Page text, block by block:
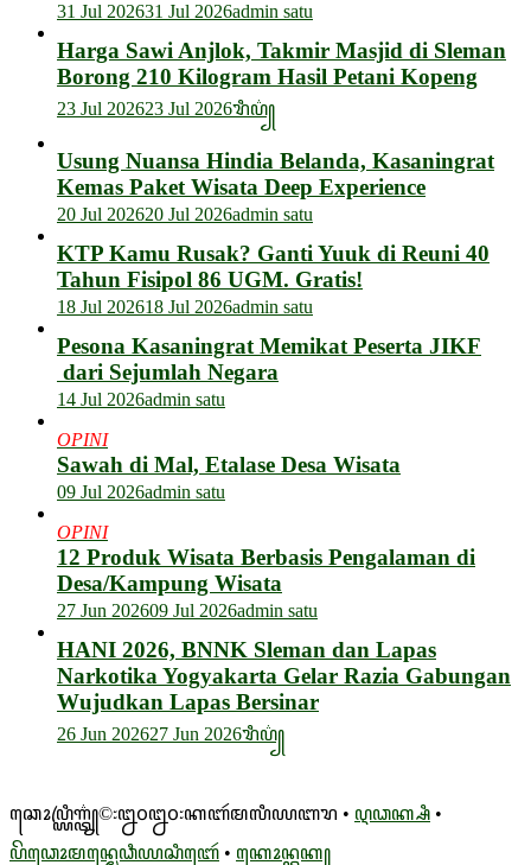
31 Jul 202631 Jul 2026admin satu
Harga Sawi Anjlok, Takmir Masjid di Sleman
Borong 210 Kilogram Hasil Petani Kopeng
23 Jul 202623 Jul 2026ꦫꦶꦥ꦳꧀
Usung Nuansa Hindia Belanda, Kasaningrat
Kemas Paket Wisata Deep Experience
20 Jul 202620 Jul 2026admin satu
KTP Kamu Rusak? Ganti Yuuk di Reuni 40
Tahun Fisipol 86 UGM. Gratis!
18 Jul 202618 Jul 2026admin satu
Pesona Kasaningrat Memikat Peserta JIKF
dari Sejumlah Negara
14 Jul 2026admin satu
OPINI
Sawah di Mal, Etalase Desa Wisata
09 Jul 2026admin satu
OPINI
12 Produk Wisata Berbasis Pengalaman di
Desa/Kampung Wisata
27 Jun 202609 Jul 2026admin satu
HANI 2026, BNNK Sleman dan Lapas
Narkotika Yogyakarta Gelar Razia Gabungan
Wujudkan Lapas Bersinar
26 Jun 202627 Jun 2026ꦫꦶꦥ꦳꧀
ꦕꦺꦴꦥ꧀ꦪꦿꦶꦒ꦳꧀ꦠ꧀©꧇꧒꧐꧒꧐꧇ꦏꦧꦂꦩꦭꦶꦪꦧꦫ • ꦉꦣꦏ꧀ꦱꦶ •
ꦥꦼꦣꦺꦴꦩꦤ꧀ꦩꦺꦣꦶꦪꦱꦶꦧꦺꦂ • ꦏꦺꦴꦤ꧀ꦠꦏ꧀